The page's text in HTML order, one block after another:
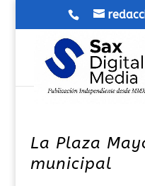
La Plaza
municipal